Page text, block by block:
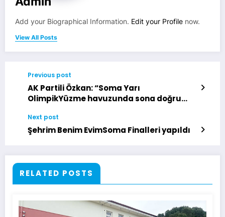
Add your Biographical Information. Edit your Profile now.
View All Posts
Previous post
AK Partili Özkan: “Soma Yarı
OlimpikYüzme havuzunda sona doğru
Next post
Şehrim Benim EvimSoma Finalleri yapıldı
RELATED POSTS